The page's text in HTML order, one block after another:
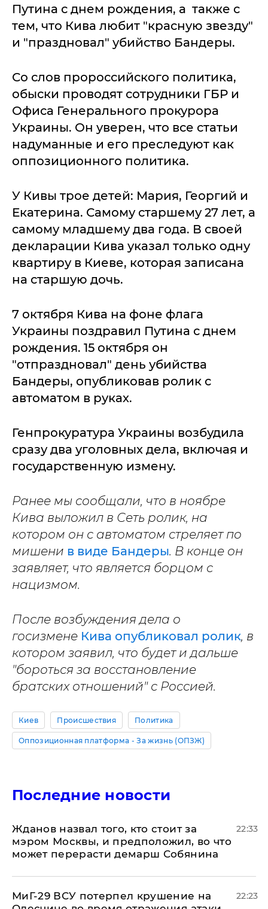
Путина с днем рождения, а также с
тем, что Кива любит "красную звезду"
и "праздновал" убийство Бандеры.
Со слов пророссийского политика,
обыски проводят сотрудники ГБР и
Офиса Генерального прокурора
Украины. Он уверен, что все статьи
надуманные и его преследуют как
оппозиционного политика.
У Кивы трое детей: Мария, Георгий и
Екатерина. Самому старшему 27 лет, а
самому младшему два года. В своей
декларации Кива указал только одну
квартиру в Киеве, которая записана
на старшую дочь.
7 октября Кива на фоне флага
Украины поздравил Путина с днем
рождения. 15 октября он
"отпраздновал" день убийства
Бандеры, опубликовав ролик с
автоматом в руках.
Генпрокуратура Украины возбудила
сразу два уголовных дела, включая и
государственную измену.
Ранее мы сообщали, что в ноябре
Кива выложил в Сеть ролик, на
котором он с автоматом стреляет по
мишени в виде Бандеры. В конце он
заявляет, что является борцом с
нацизмом.
После возбуждения дела о
госизмене Кива опубликовал ролик, в
котором заявил, что будет и дальше
"бороться за восстановление
братских отношений" с Россией.
Киев Происшествия Политика
Оппозиционная платформа - За жизнь (ОПЗЖ)
Последние новости
Жданов назвал того, кто стоит за
мэром Москвы, и предположил, во что
может перерасти демарш Собянина
22:33
МиГ-29 ВСУ потерпел крушение на
22:23